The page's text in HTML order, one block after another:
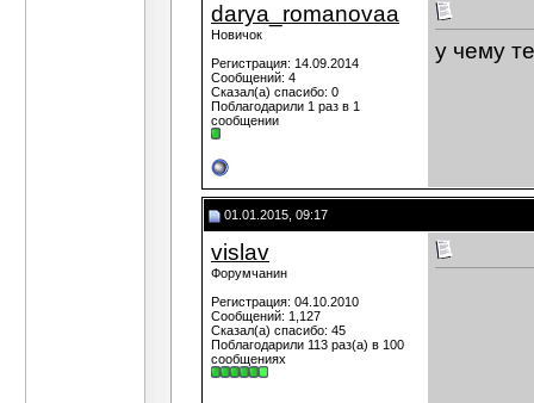
darya_romanovaa
Новичок
Регистрация: 14.09.2014
Сообщений: 4
Сказал(а) спасибо: 0
Поблагодарили 1 раз в 1
сообщении
у чему
01.01.2015, 09:17
vislav
Форумчанин
Регистрация: 04.10.2010
Сообщений: 1,127
Сказал(а) спасибо: 45
Поблагодарили 113 раз(а) в 100
сообщениях